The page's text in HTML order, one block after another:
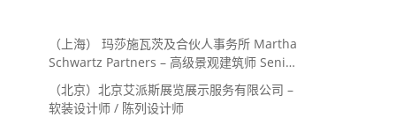
（上海） 玛莎施瓦茨及合伙人事务所 Martha
Schwartz Partners – 高级景观建筑师 Senior
Landscape Designer / 景观建筑师
Landscape Designer
（北京）北京艾派斯展览展示服务有限公司 –
软装设计师 / 陈列设计师